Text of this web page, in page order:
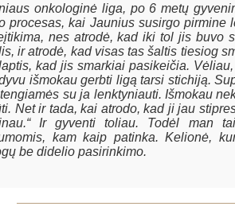
onkologinė liga, po 6 metų
procesas, kai Jaunius susirgo pirmine
nes atrodė, kad iki tol jis buvo
ir atrodė, kad visas tas šaltis tiesiog
kad jis smarkiai pasikeičia.
išmokau gerbti ligą tarsi stichiją.
su ja lenktyniauti. Išmokau
Net ir tada, kai atrodo, kad ji jau
Ir gyventi toliau. Todėl man
kam kaip patinka. Kelionė,
be didelio pasirinkimo.